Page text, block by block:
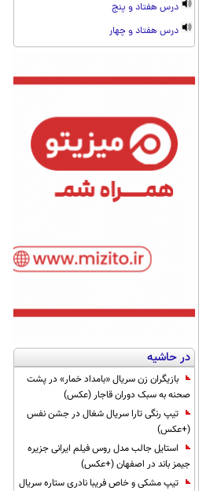
درس هفتاد و پنج
درس هفتاد و چهار
در حاشیه
بازیگران زن سریال «بامداد خمار» در پشت
صحنه به سبک دوران قاجار (عکس)
تیپ رنگی تارا سریال شغال در جشن نفس
(+عکس)
استایل جالب مدل روس فیلم ایرانی جزیره
جیمز باند در اصفهان (+عکس)
تیپ مشکی و خاص فریبا نادری ستاره سریال